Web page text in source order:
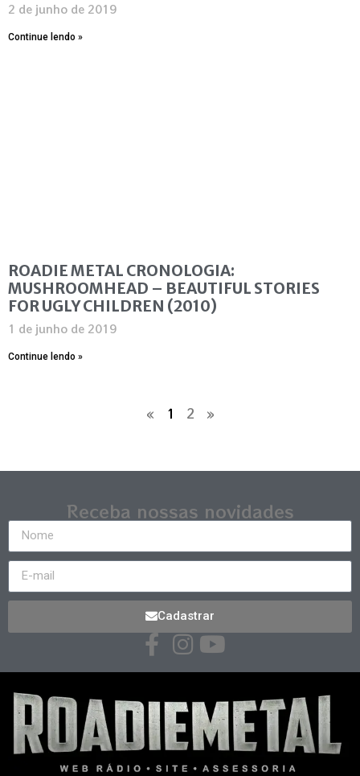
2 de junho de 2019
Continue lendo »
ROADIE METAL CRONOLOGIA:
MUSHROOMHEAD – BEAUTIFUL STORIES
FOR UGLY CHILDREN (2010)
1 de junho de 2019
Continue lendo »
« 1 2 »
Receba nossas novidades
Cadastrar